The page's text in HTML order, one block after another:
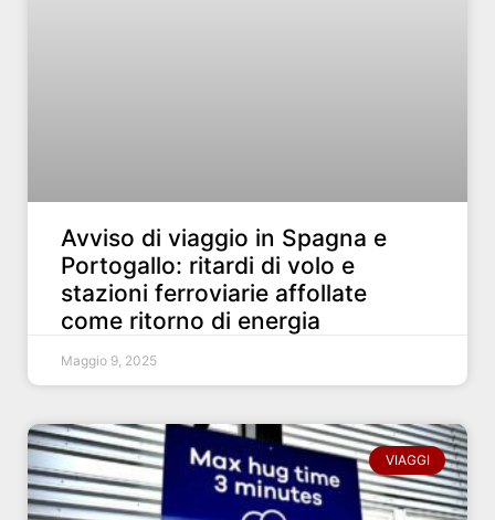
Avviso di viaggio in Spagna e
Portogallo: ritardi di volo e
stazioni ferroviarie affollate
come ritorno di energia
Maggio 9, 2025
VIAGGI